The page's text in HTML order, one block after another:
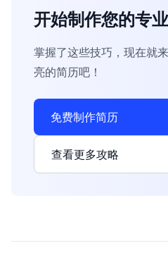
开始制作您的专
掌握了这些技巧，现在就
亮的简历吧！
免费制作简历
查看更多攻略